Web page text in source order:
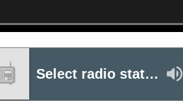
Select radio station